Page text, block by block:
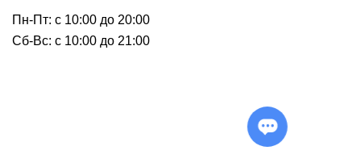
Пн-Пт: с 10:00 до 20:00
Сб-Вс: с 10:00 до 21:00